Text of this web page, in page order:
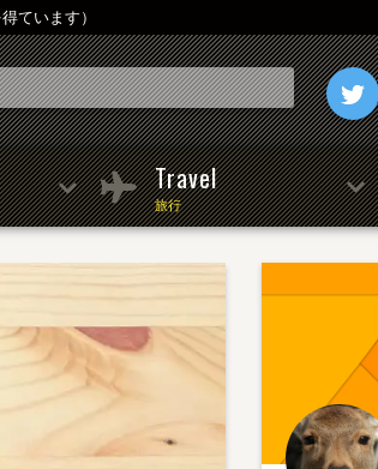
ています）
Travel
旅行